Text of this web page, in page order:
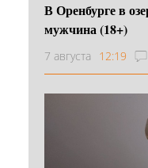
В Оренбурге в
мужчина (18+)
7 августа 12:19